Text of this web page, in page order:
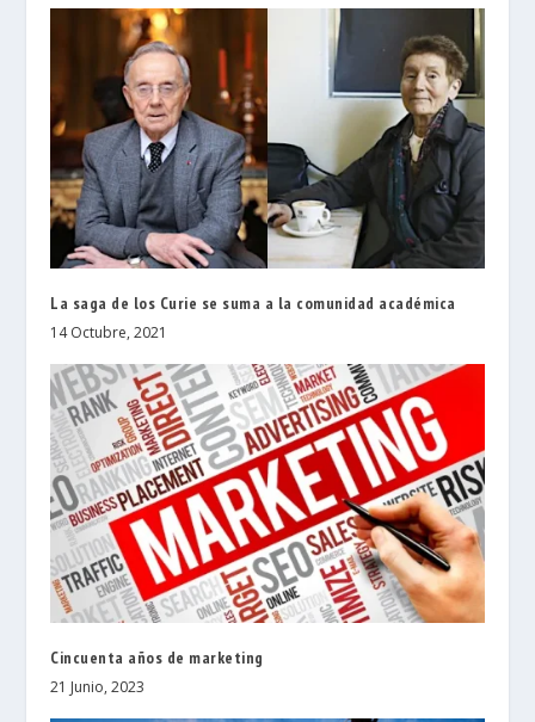
La saga de los Curie se suma a la comunidad académica
14 Octubre, 2021
Cincuenta años de marketing
21 Junio, 2023